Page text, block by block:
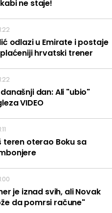
ne staje!
odlazi u Emirate i postaje
hrvatski trener
današnji dan: Ali "ubio"
VIDEO
teren oterao Boku sa
je iznad svih, ali Novak
da pomrsi račune"